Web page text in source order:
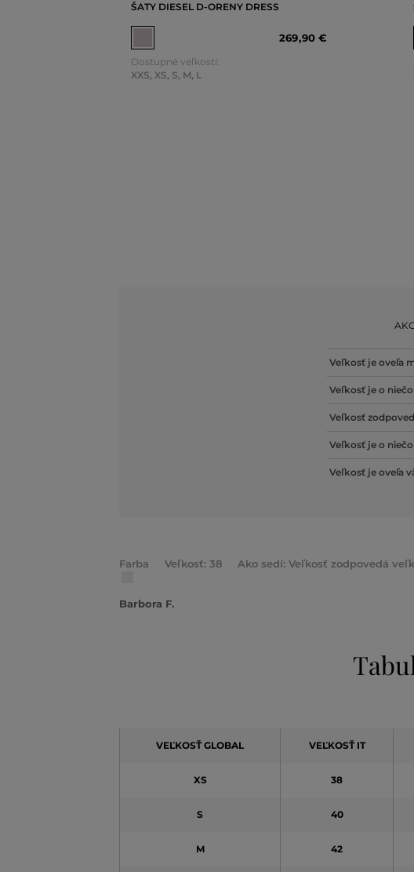
ŠATY DIESEL D-ORENY DRESS
269,90 €
Dostupné veľkosti:
XXS, XS, S, M, L
Veľkosť je oveľa
Veľkosť je o
Veľkosť
Veľkosť je o
Veľkosť je oveľa
Farba Veľkosť: 38 Ako sedí: Veľkosť zodpovedá
Barbora F.
VEĽKOSŤ GLOBAL VEĽKOSŤ IT
XS 38
S 40
M 42